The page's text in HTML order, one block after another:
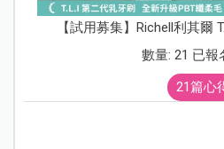
【試用募集】Richell利其爾
數量: 21 已報
21篇心